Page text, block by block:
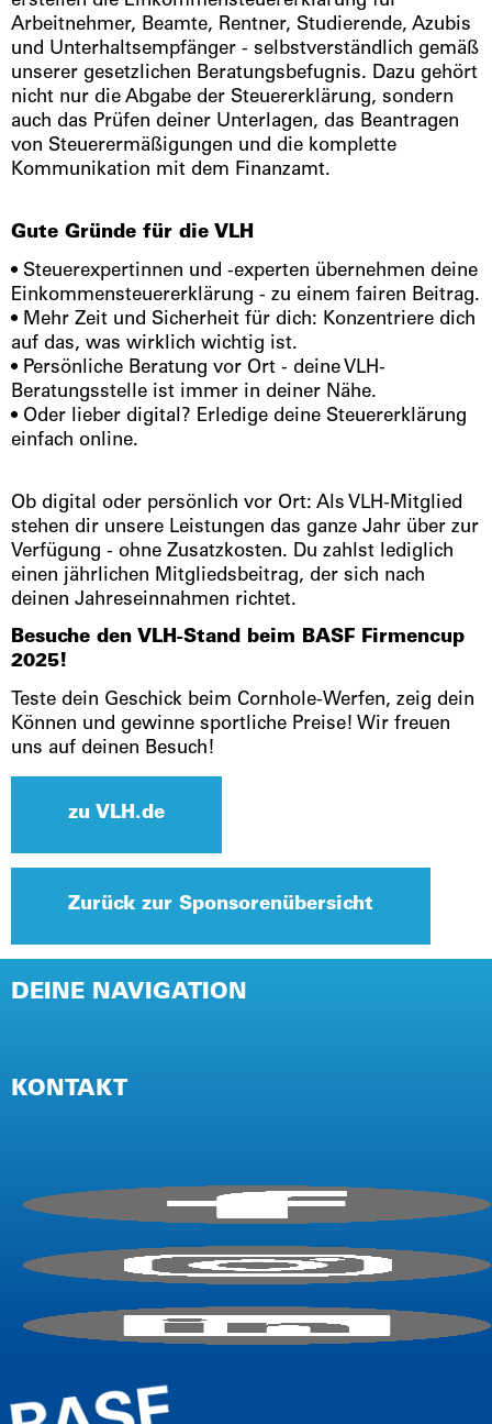
Arbeitnehmer, Beamte, Rentner, Studierende, Azubis
und Unterhaltsempfänger - selbstverständlich gemäß
unserer gesetzlichen Beratungsbefugnis. Dazu gehört
nicht nur die Abgabe der Steuererklärung, sondern
auch das Prüfen deiner Unterlagen, das Beantragen
von Steuerermäßigungen und die komplette
Kommunikation mit dem Finanzamt.
Gute Gründe für die VLH
• Steuerexpertinnen und -experten übernehmen deine
Einkommensteuererklärung - zu einem fairen Beitrag.
• Mehr Zeit und Sicherheit für dich: Konzentriere dich
auf das, was wirklich wichtig ist.
• Persönliche Beratung vor Ort - deine VLH-
Beratungsstelle ist immer in deiner Nähe.
• Oder lieber digital? Erledige deine Steuererklärung
einfach online.
Ob digital oder persönlich vor Ort: Als VLH-Mitglied
stehen dir unsere Leistungen das ganze Jahr über zur
Verfügung - ohne Zusatzkosten. Du zahlst lediglich
einen jährlichen Mitgliedsbeitrag, der sich nach
deinen Jahreseinnahmen richtet.
Besuche den VLH-Stand beim BASF Firmencup
2025!
Teste dein Geschick beim Cornhole-Werfen, zeig dein
Können und gewinne sportliche Preise! Wir freuen
uns auf deinen Besuch!
zu VLH.de
Zurück zur Sponsorenübersicht
DEINE NAVIGATION
PRESSE
KONTAKT
info@firmencup.de
Telefon: +
221 6503670